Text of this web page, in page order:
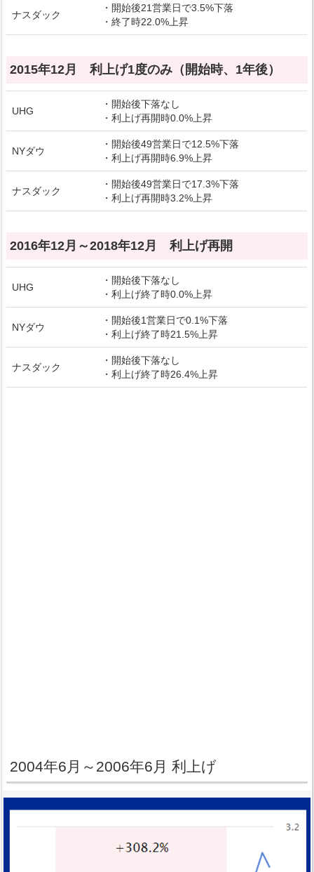
ナスダック
・開始後21営業日で3.5%下落
・終了時22.0%上昇
2015年12月 利上げ1度のみ（開始時、1年後）
UHG
・開始後下落なし
・利上げ再開時0.0%上昇
NYダウ
・開始後49営業日で12.5%下落
・利上げ再開時6.9%上昇
ナスダック
・開始後49営業日で17.3%下落
・利上げ再開時3.2%上昇
2016年12月～2018年12月 利上げ再開
UHG
・開始後下落なし
・利上げ終了時0.0%上昇
NYダウ
・開始後1営業日で0.1%下落
・利上げ終了時21.5%上昇
ナスダック
・開始後下落なし
・利上げ終了時26.4%上昇
2004年6月～2006年6月 利上げ